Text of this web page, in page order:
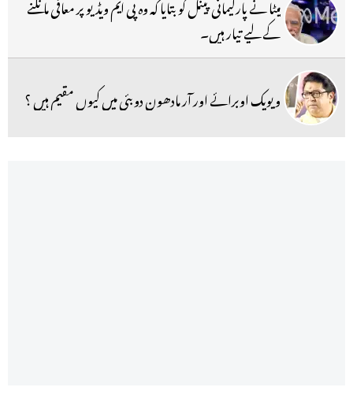
کے لیے تیار ہیں۔
ویویک اوبرائے اور آر مادھون دوبئی میں کیوں مقیم ہیں ؟